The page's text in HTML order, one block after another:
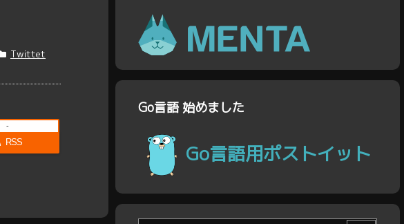
Twittet
RSS
-
Go言語 始めました
Go言語用ポストイット